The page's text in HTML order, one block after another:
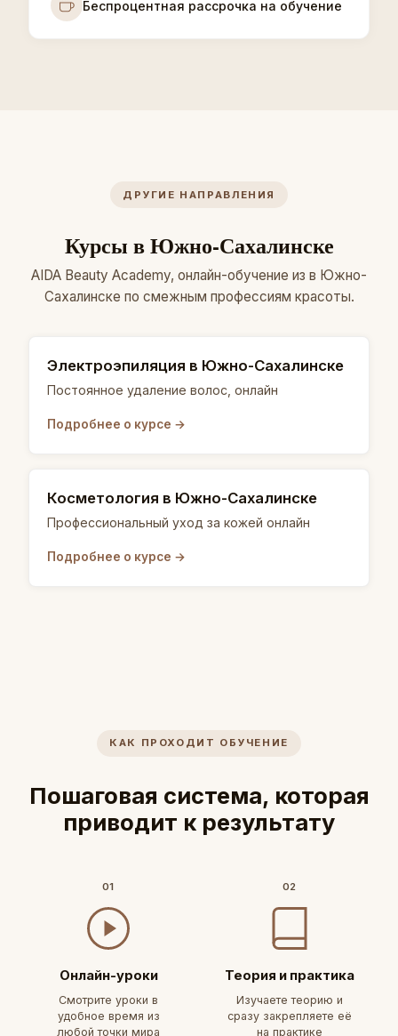
Беспроцентная рассрочка на обучение
ДРУГИЕ НАПРАВЛЕНИЯ
Курсы в Южно-Сахалинске
AIDA Beauty Academy, онлайн-обучение из в Южно-
Сахалинске по смежным профессиям красоты.
Электроэпиляция в Южно-Сахалинске
Постоянное удаление волос, онлайн
Подробнее о курсе →
Косметология в Южно-Сахалинске
Профессиональный уход за кожей онлайн
Подробнее о курсе →
КАК ПРОХОДИТ ОБУЧЕНИЕ
Пошаговая система, которая
приводит к результату
01
Онлайн-уроки
Смотрите уроки в
удобное время из
любой точки мира
02
Теория и практика
Изучаете теорию и
сразу закрепляете её
на практике